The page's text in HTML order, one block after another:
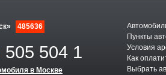
485636
505 504 1
в Москве
Пункты
Условия
Как
Выбрать